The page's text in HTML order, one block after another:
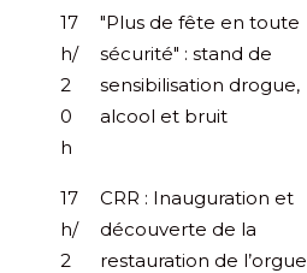
17
h/
2
0
h
"Plus de fête en toute
sécurité" : stand de
sensibilisation drogue,
alcool et bruit
17
h/
2
CRR : Inauguration et
découverte de la
restauration de l’orgue